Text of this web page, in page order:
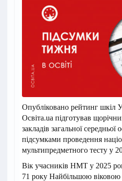
Опубліковано рейтинг шкіл
Освіта.ua підготував
закладів загальної середньої
підсумками проведення
мультипредметного тесту у
Вік учасників НМТ у 2025
71 року Найбільшою віковою